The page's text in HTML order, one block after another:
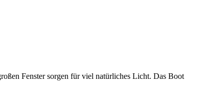
Fenster sorgen für viel natürliches Licht. Das Boot